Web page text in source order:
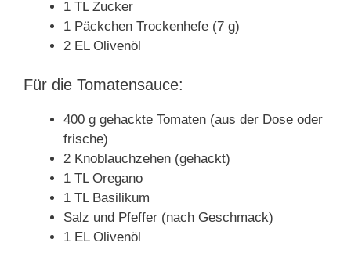
1 TL Zucker
1 Päckchen Trockenhefe (7 g)
2 EL Olivenöl
Für die Tomatensauce:
400 g gehackte Tomaten (aus der Dose oder
frische)
2 Knoblauchzehen (gehackt)
1 TL Oregano
1 TL Basilikum
Salz und Pfeffer (nach Geschmack)
1 EL Olivenöl